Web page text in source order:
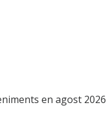
en agost 2026